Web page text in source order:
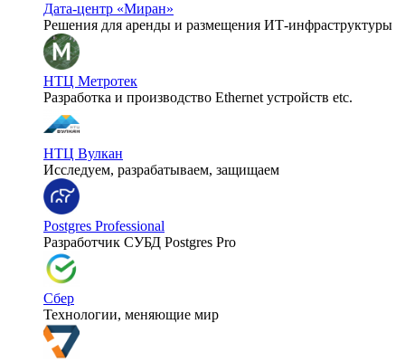
Дата-центр «Миран»
Решения для аренды и размещения ИТ-инфраструктуры
НТЦ Метротек
Разработка и производство Ethernet устройств etc.
НТЦ Вулкан
Исследуем, разрабатываем, защищаем
Postgres Professional
Разработчик СУБД Postgres Pro
Сбер
Технологии, меняющие мир